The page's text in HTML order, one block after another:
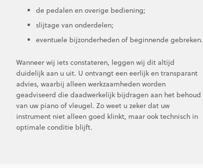
de pedalen en overige bediening;
slijtage van onderdelen;
eventuele bijzonderheden of beginnende gebreken.
Wanneer wij iets constateren, leggen wij dit altijd
duidelijk aan u uit. U ontvangt een eerlijk en transparant
advies, waarbij alleen werkzaamheden worden
geadviseerd die daadwerkelijk bijdragen aan het behoud
van uw piano of vleugel. Zo weet u zeker dat uw
instrument niet alleen goed klinkt, maar ook technisch in
optimale conditie blijft.